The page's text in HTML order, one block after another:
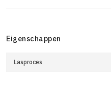
Eigenschappen
Lasproces